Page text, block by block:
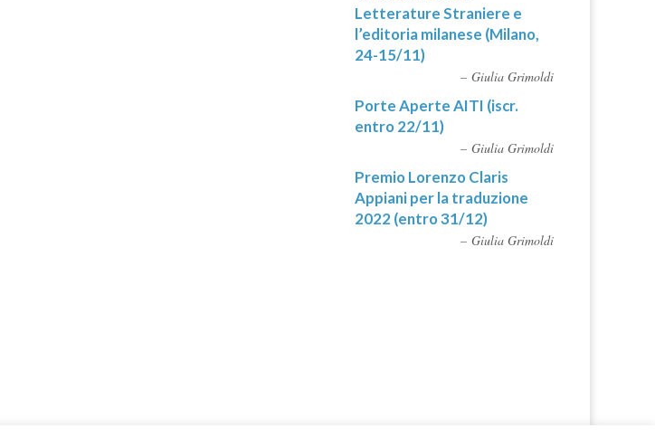
Letterature Straniere e
l’editoria milanese (Milano,
24-15/11)
Giulia Grimoldi
Porte Aperte AITI (iscr.
entro 22/11)
Giulia Grimoldi
Premio Lorenzo Claris
Appiani per la traduzione
2022 (entro 31/12)
Giulia Grimoldi